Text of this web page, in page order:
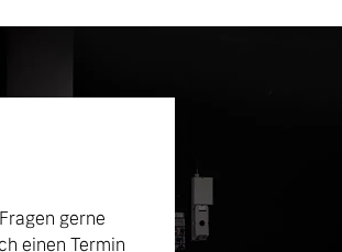
gerne
einen Termin